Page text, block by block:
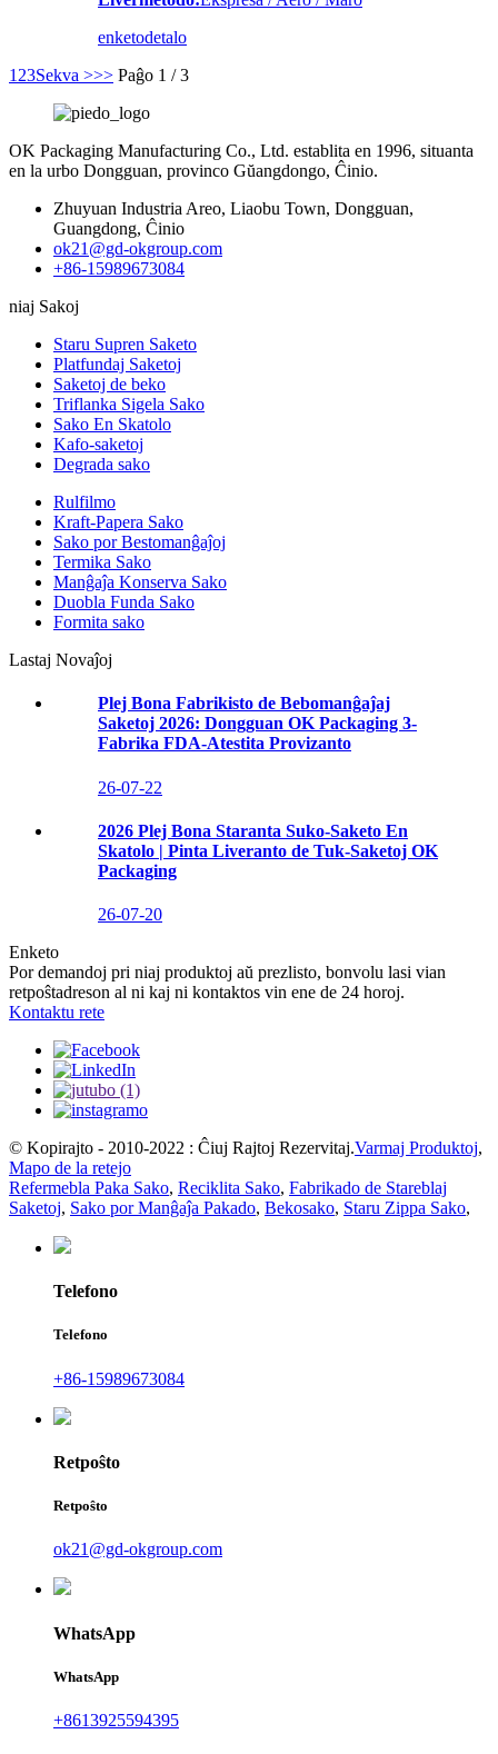
enketodetalo
1 23Sekva >>> Paĝo 1 / 3
OK Packaging Manufacturing Co., Ltd. establita en 1996, situanta
en la urbo Dongguan, provinco Gŭangdongo, Ĉinio.
Zhuyuan Industria Areo, Liaobu Town, Dongguan,
Guangdong, Ĉinio
ok21@gd-okgroup.com
+86-15989673084
niaj Sakoj
Staru Supren Saketo
Platfundaj Saketoj
Saketoj de beko
Triflanka Sigela Sako
Sako En Skatolo
Kafo-saketoj
Degrada sako
Rulfilmo
Kraft-Papera Sako
Sako por Bestomanĝaĵoj
Termika Sako
Manĝaĵa Konserva Sako
Duobla Funda Sako
Formita sako
Lastaj Novaĵoj
Plej Bona Fabrikisto de Bebomanĝaĵaj
Saketoj 2026: Dongguan OK Packaging 3-
Fabrika FDA-Atestita Provizanto
26-07-22
2026 Plej Bona Staranta Suko-Saketo En
Skatolo | Pinta Liveranto de Tuk-Saketoj OK
Packaging
26-07-20
Enketo
Por demandoj pri niaj produktoj aŭ prezlisto, bonvolu lasi vian
retpoŝtadreson al ni kaj ni kontaktos vin ene de 24 horoj.
Kontaktu rete
© Kopirajto - 2010-2022 : Ĉiuj Rajtoj Rezervitaj.Varmaj Produktoj,
Mapo de la retejo
Refermebla Paka Sako, Reciklita Sako, Fabrikado de Stareblaj
Saketoj, Sako por Manĝaĵa Pakado, Bekosako, Staru Zippa Sako,
Telefono
Telefono
+86-15989673084
Retpoŝto
Retpoŝto
ok21@gd-okgroup.com
WhatsApp
WhatsApp
+8613925594395